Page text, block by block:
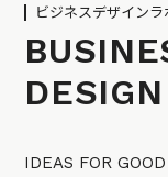
ビジネスデザインラ
IDEAS FOR